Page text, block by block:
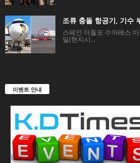
조류 충돌 항공기, 기수
스페인 아돌포 수아레스
일(현지시...
이벤트 안내